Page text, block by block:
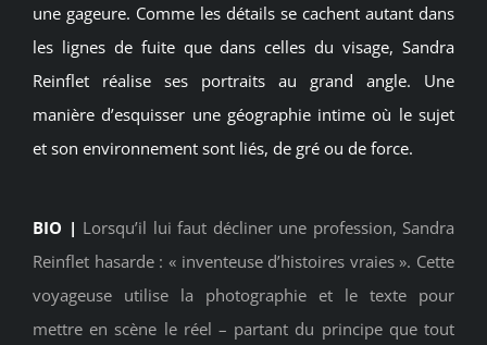
une gageure. Comme les détails se cachent autant dans
les lignes de fuite que dans celles du visage, Sandra
Reinflet réalise ses portraits au grand angle. Une
manière d’esquisser une géographie intime où le sujet
et son environnement sont liés, de gré ou de force.
BIO | Lorsqu’il lui faut décliner une profession, Sandra
Reinflet hasarde : « inventeuse d’histoires vraies ». Cette
voyageuse utilise la photographie et le texte pour
mettre en scène le réel – partant du principe que tout